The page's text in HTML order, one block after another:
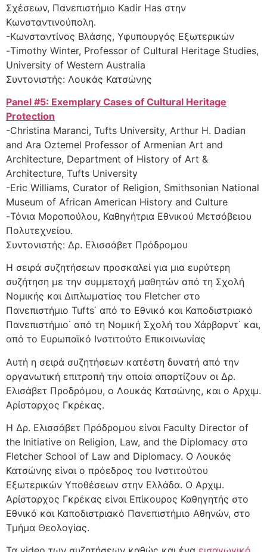
Σχέσεων, Πανεπιστήμιο Kadir Has στην
Κωνσταντινούπολη.
-Κωνσταντίνος Βλάσης, Υφυπουργός Εξωτερικών
-Timothy Winter, Professor of Cultural Heritage Studies,
University of Western Australia
Συντονιστής: Λουκάς Κατσώνης
Panel #5: Exemplary Cases of Cultural Heritage
Protection
-Christina Maranci, Tufts University, Arthur H. Dadian
and Ara Oztemel Professor of Armenian Art and
Architecture, Department of History of Art &
Architecture, Tufts University
-Eric Williams, Curator of Religion, Smithsonian National
Museum of African American History and Culture
-Τόνια Μοροπούλου, Καθηγήτρια Εθνικού Μετσόβειου
Πολυτεχνείου.
Συντονιστής: Δρ. Ελισσάβετ Πρόδρομου
Η σειρά συζητήσεων προσκαλεί για μια ευρύτερη
συζήτηση με την συμμετοχή μαθητών από τη Σχολή
Νομικής και Διπλωματίας του Fletcher στο
Πανεπιστήμιο Tufts˙ από το Εθνικό και Καποδιστριακό
Πανεπιστήμιο˙ από τη Νομική Σχολή του Χάρβαρντ˙ και,
από το Ευρωπαϊκό Ινστιτούτο Επικοινωνίας
Αυτή η σειρά συζητήσεων κατέστη δυνατή από την
οργανωτική επιτροπή την οποία απαρτίζουν οι Δρ.
Ελισάβετ Προδρόμου, ο Λουκάς Κατσώνης, και ο Αρχιμ.
Αρίσταρχος Γκρέκας.
Η Δρ. Ελισσάβετ Πρόδρομου είναι Faculty Director of
the Initiative on Religion, Law, and the Diplomacy στο
Fletcher School of Law and Diplomacy. Ο Λουκάς
Κατσώνης είναι ο πρόεδρος του Ινστιτούτου
Εξωτερικών Υποθέσεων στην Ελλάδα. Ο Αρχιμ.
Αρίσταρχος Γκρέκας είναι Επίκουρος Καθηγητής στο
Εθνικό και Καποδιστριακό Πανεπιστήμιο Αθηνών, στο
Τμήμα Θεολογίας.